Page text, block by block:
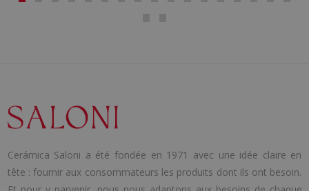
Cerámica Saloni a été fondée en 1971 avec une idée claire en
tête : fournir aux consommateurs les produits dont ils ont besoin.